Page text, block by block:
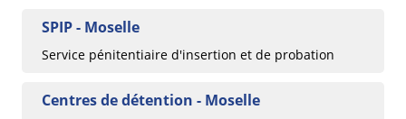
SPIP - Moselle
Service pénitentiaire d'insertion et de probation
Centres de détention - Moselle